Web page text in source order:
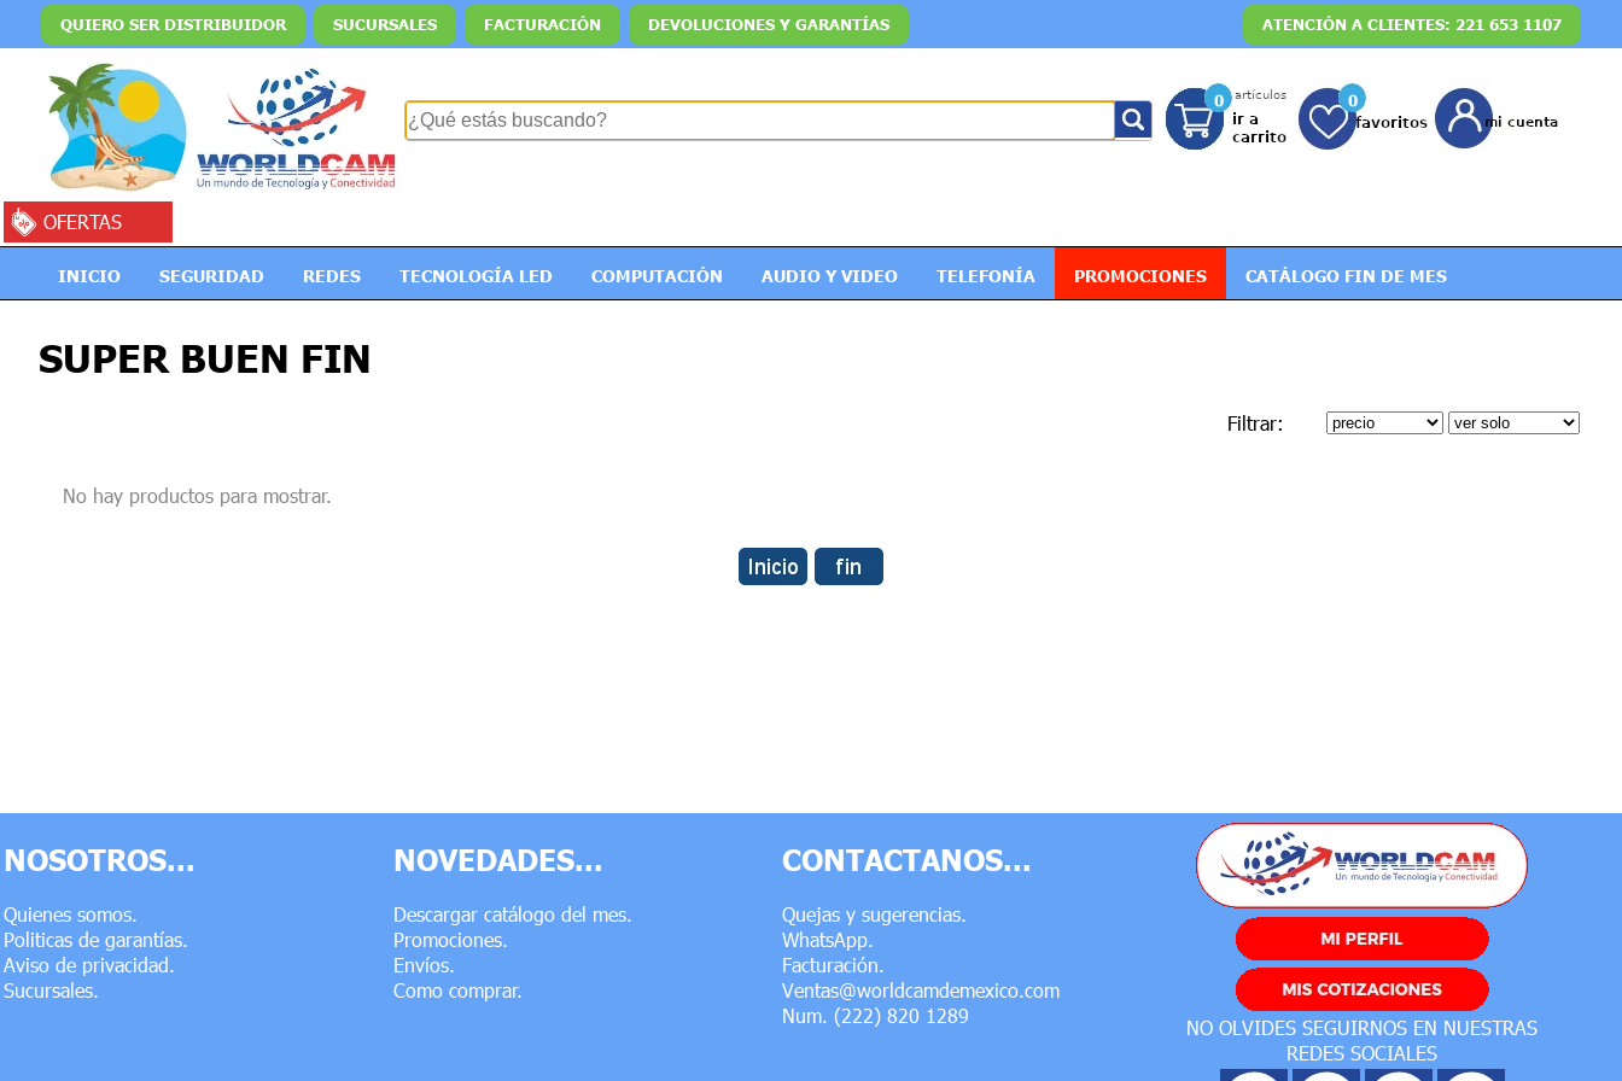
QUIERO SER DISTRIBUIDOR SUCURSALES FACTURACIÓN DEVOLUCIONES Y GARANTÍAS ATENCIÓN A CLIENTES: 221 653 1107
0 0
OFERTAS
INICIO SEGURIDAD REDES TECNOLOGÍA LED COMPUTACIÓN AUDIO Y VIDEO TELEFONÍA PROMOCIONES CATÁLOGO FIN DE MES
SUPER BUEN FIN
Filtrar:
No hay productos para mostrar.
NOSOTROS...
Quienes somos.
Politicas de garantías.
Aviso de privacidad.
Sucursales.
NOVEDADES...
Descargar catálogo del mes.
Promociones.
Envíos.
Como comprar.
CONTACTANOS...
Quejas y sugerencias.
WhatsApp.
Facturación.
Ventas@worldcamdemexico.com
Num. (222) 820 1289
NO OLVIDES SEGUIRNOS EN NUESTRAS
REDES SOCIALES